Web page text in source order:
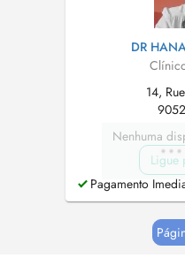
DR
14,
Nenhuma
Ligue
Pagamento